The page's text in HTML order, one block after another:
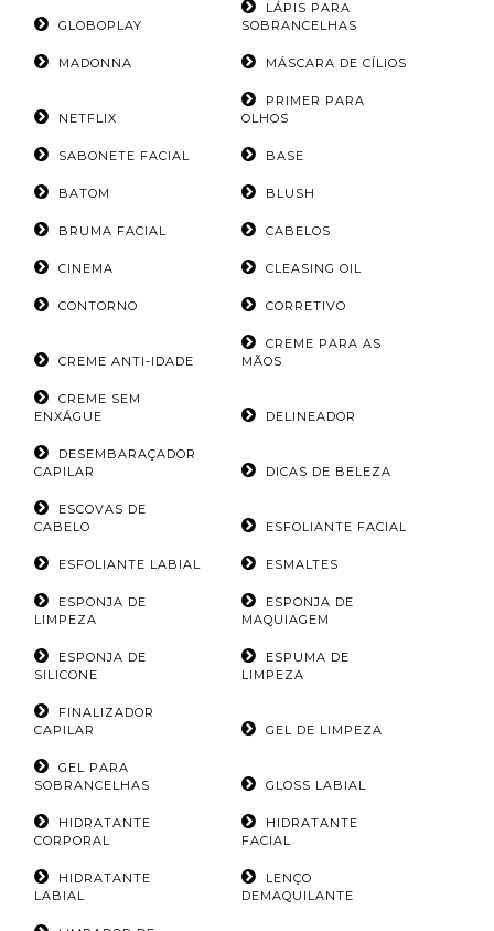
GLOBOPLAY
LÁPIS PARA
SOBRANCELHAS
MADONNA MÁSCARA DE CÍLIOS
NETFLIX
PRIMER PARA
OLHOS
SABONETE FACIAL BASE
BATOM BLUSH
BRUMA FACIAL CABELOS
CINEMA CLEASING OIL
CONTORNO CORRETIVO
CREME ANTI-IDADE
CREME PARA AS
MÃOS
CREME SEM
ENXÁGUE
DELINEADOR
DESEMBARAÇADOR
CAPILAR
DICAS DE BELEZA
ESCOVAS DE
CABELO
ESFOLIANTE FACIAL
ESFOLIANTE LABIAL ESMALTES
ESPONJA DE
LIMPEZA
ESPONJA DE
MAQUIAGEM
ESPONJA DE
SILICONE
ESPUMA DE
LIMPEZA
FINALIZADOR
CAPILAR
GEL DE LIMPEZA
GEL PARA
SOBRANCELHAS
GLOSS LABIAL
HIDRATANTE
CORPORAL
HIDRATANTE
FACIAL
HIDRATANTE
LABIAL
LENÇO
DEMAQUILANTE